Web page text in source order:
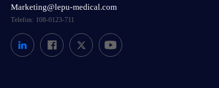
Marketing@lepu-medical.com
Telefon: 108-0123-711